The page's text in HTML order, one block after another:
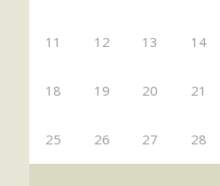
11 12 13 14
18 19 20 21
25 26 27 28